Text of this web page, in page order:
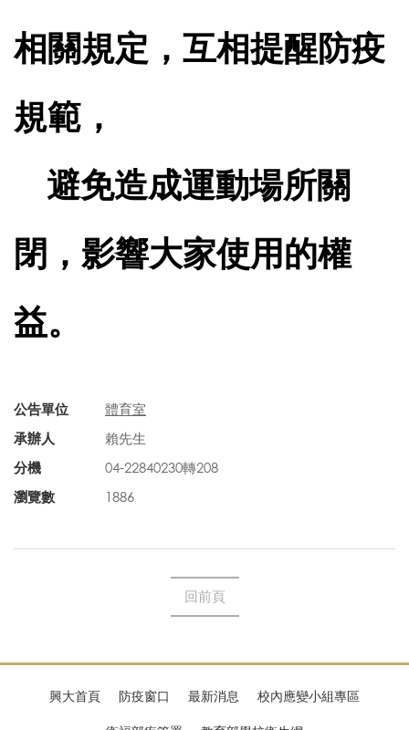
相關規定，互相提醒防疫
規範，
避免造成運動場所關
閉，影響大家使用的權
益。
公告單位
體育室
承辦人
賴先生
分機
04-22840230轉208
瀏覽數
1886
回前頁
興大首頁 防疫窗口 最新消息 校內應變小組專區